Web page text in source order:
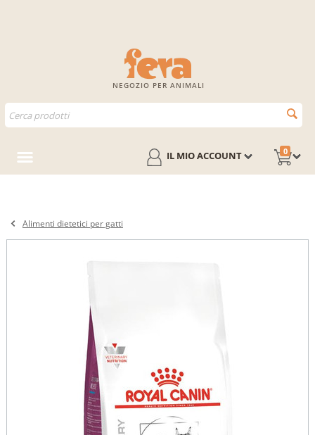
NEGOZIO PER ANIMALI
0
IL MIO ACCOUNT
Alimenti dietetici per gatti